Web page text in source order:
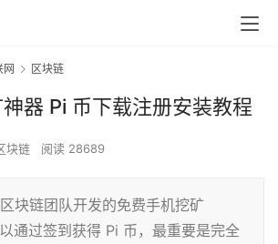
网 区块链
器 Pi 币下载注册安装教程
块链 阅读 28689
块链团队开发的免费手机挖矿
通过签到获得 Pi 币，最重要是完全